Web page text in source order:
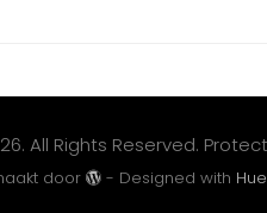
All Rights Reserved.
door - Designed with